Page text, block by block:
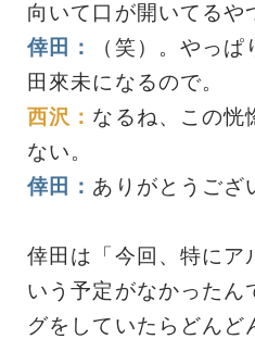
向いて口が開いてるや
倖田：
（笑）。やっ
田來未になるので。
西沢： なるね、この恍
ない。
倖田： ありがとうござ
倖田は「今回、特にア
いう予定がなかったん
グをしていたらどんど